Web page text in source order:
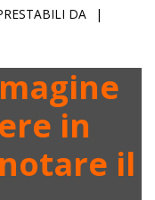
DA
in
il